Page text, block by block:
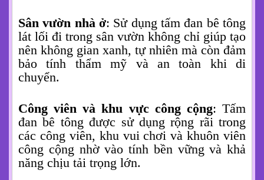
Sân vườn nhà ở: Sử dụng tấm đan bê tông
lát lối đi trong sân vườn không chỉ giúp tạo
nên không gian xanh, tự nhiên mà còn đảm
bảo tính thẩm mỹ và an toàn khi di
chuyển.
Công viên và khu vực công cộng: Tấm
đan bê tông được sử dụng rộng rãi trong
các công viên, khu vui chơi và khuôn viên
công cộng nhờ vào tính bền vững và khả
năng chịu tải trọng lớn.